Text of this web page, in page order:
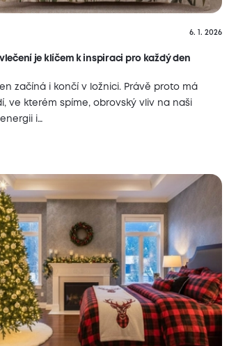
6. 1. 2026
je klíčem k inspiraci pro každý den
začíná i končí v ložnici. Právě proto má
ve kterém spíme, obrovský vliv na naši
i…